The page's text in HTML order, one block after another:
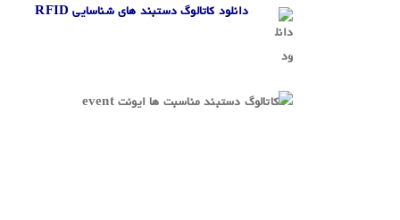
دانلود کاتالوگ دستبند های شناسایی RFID
.